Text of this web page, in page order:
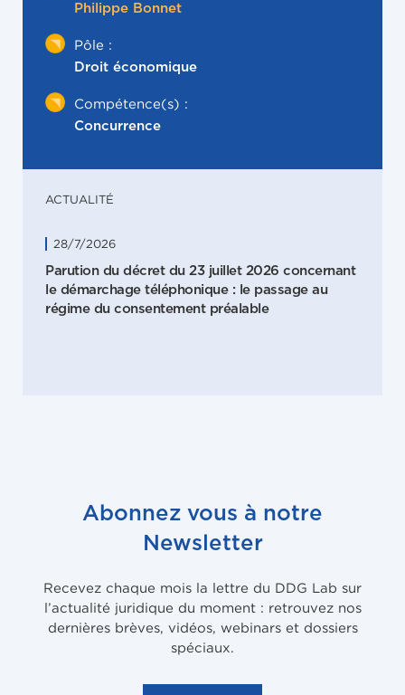
Philippe Bonnet
Pôle :
Droit économique
Compétence(s) :
Concurrence
ACTUALITÉ
28/7/2026
Parution du décret du 23 juillet 2026 concernant
le démarchage téléphonique : le passage au
régime du consentement préalable
Abonnez vous à notre
Newsletter
Recevez chaque mois la lettre du DDG Lab sur
l’actualité juridique du moment : retrouvez nos
dernières brèves, vidéos, webinars et dossiers
spéciaux.